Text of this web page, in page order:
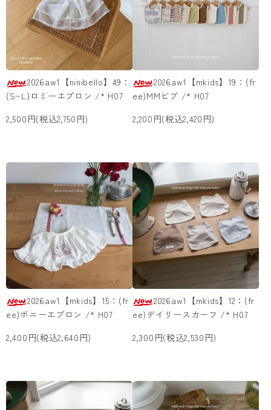
2026aw1【ninibello】49：
(S~L)ロミーエプロン /* H07
2,500円(税込2,750円)
2026aw1【mkids】19：(fr
ee)MMビブ /* H07
2,200円(税込2,420円)
2026aw1【mkids】15：(fr
ee)ボニーエプロン /* H07
2,400円(税込2,640円)
2026aw1【mkids】12：(fr
ee)デイリースカーフ /* H07
2,300円(税込2,530円)